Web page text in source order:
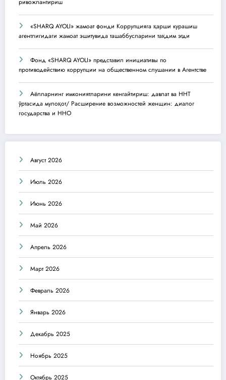
ривожлантириш
«SHARQ AYOLI» жамоат фонди Коррупцияга қарши курашиш
агентлигидаги жамоат эшитувида ташаббусларини тақдим этди
Фонд «SHARQ AYOLI» представил инициативы по
противодействию коррупции на общественном слушании в Агентстве
Аёлларнинг имкониятларини кенгайтириш: давлат ва ННТ
ўртасида мулоқот/ Расширение возможностей женщин: диалог
государства и ННО
Август 2026
Июль 2026
Июнь 2026
Май 2026
Апрель 2026
Март 2026
Февраль 2026
Январь 2026
Декабрь 2025
Ноябрь 2025
Октябрь 2025